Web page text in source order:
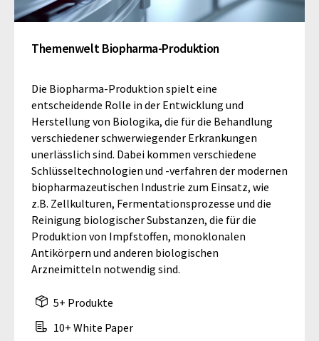
Themenwelt Biopharma-Produktion
Die Biopharma-Produktion spielt eine
entscheidende Rolle in der Entwicklung und
Herstellung von Biologika, die für die Behandlung
verschiedener schwerwiegender Erkrankungen
unerlässlich sind. Dabei kommen verschiedene
Schlüsseltechnologien und -verfahren der modernen
biopharmazeutischen Industrie zum Einsatz, wie
z.B. Zellkulturen, Fermentationsprozesse und die
Reinigung biologischer Substanzen, die für die
Produktion von Impfstoffen, monoklonalen
Antikörpern und anderen biologischen
Arzneimitteln notwendig sind.
5+ Produkte
10+ White Paper